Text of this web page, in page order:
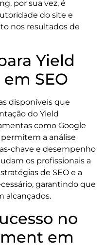
por sua vez, é
do site e
nos resultados de
Yield
SEO
disponíveis que
do Yield
como Google
a análise
chave e desempenho
os profissionais a
de SEO e a
garantindo que
alcançados.
no
em